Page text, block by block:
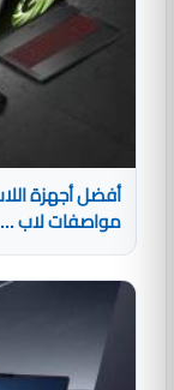
مواصفات لاب ...